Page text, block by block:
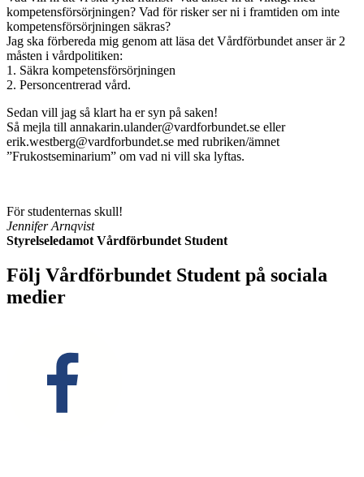
kompetensförsörjningen? Vad för risker ser ni i framtiden om inte
kompetensförsörjningen säkras?
Jag ska förbereda mig genom att läsa det Vårdförbundet anser är 2
måsten i vårdpolitiken:
1. Säkra kompetensförsörjningen
2. Personcentrerad vård.
Sedan vill jag så klart ha er syn på saken!
Så mejla till annakarin.ulander@vardforbundet.se eller
erik.westberg@vardforbundet.se med rubriken/ämnet
”Frukostseminarium” om vad ni vill ska lyftas.
För studenternas skull!
Jennifer Arnqvist
Styrelseledamot Vårdförbundet Student
Följ Vårdförbundet Student på sociala
medier